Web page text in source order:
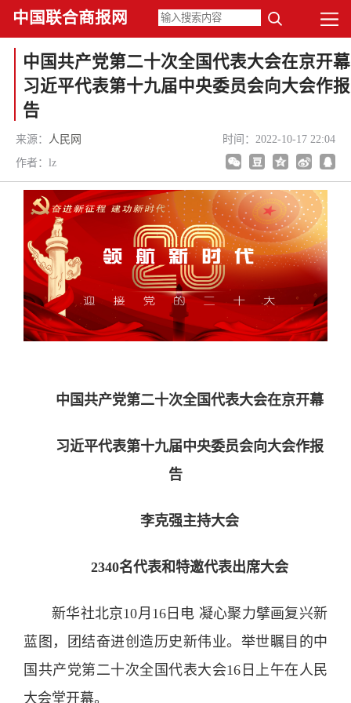
中国联合商报网
中国共产党第二十次全国代表大会在京开幕
习近平代表第十九届中央委员会向大会作报
告
来源： 人民网
时间：2022-10-17 22:04
作者：lz
中国共产党第二十次全国代表大会在京开幕
习近平代表第十九届中央委员会向大会作报
告
李克强主持大会
2340名代表和特邀代表出席大会
新华社北京10月16日电 凝心聚力擘画复兴新
蓝图，团结奋进创造历史新伟业。举世瞩目的中
国共产党第二十次全国代表大会16日上午在人民
大会堂开幕。